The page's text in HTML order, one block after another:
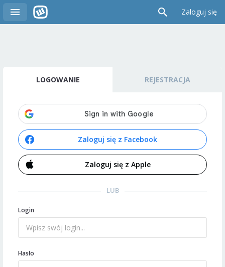
Zaloguj się
LOGOWANIE REJESTRACJA
Zaloguj się z Facebook
Zaloguj się z Apple
LUB
Login
Hasło